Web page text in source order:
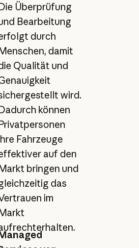
Überprüfung
Bearbeitung
durch
damit
Qualität und
wird.
können
Fahrzeuge
auf den
bringen und
das
im